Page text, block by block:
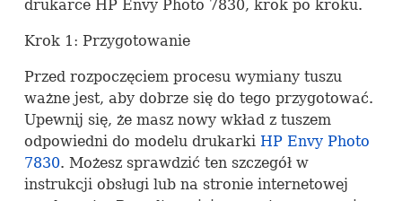
drukarce HP Envy Photo 7830, krok po kroku.
Krok 1: Przygotowanie
Przed rozpoczęciem procesu wymiany tuszu
ważne jest, aby dobrze się do tego przygotować.
Upewnij się, że masz nowy wkład z tuszem
odpowiedni do modelu drukarki HP Envy Photo
7830. Możesz sprawdzić ten szczegół w
instrukcji obsługi lub na stronie internetowej